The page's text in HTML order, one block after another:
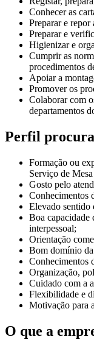
Conhecer as
Preparar e repor
Preparar e
Higienizar e
Cumprir as
procedimentos
Apoiar a
Promover os
Colaborar com
departamentos
Perfil
Formação ou
Serviço de
Gosto pelo
Conhecimentos
Elevado sentido
Boa capacidade
interpessoal;
Orientação
Bom domínio
Conhecimentos
Organização,
Cuidado com a
Flexibilidade e
Motivação para
O que a